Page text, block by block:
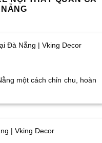
Đà Nẵng | Vking Decor
một cách chỉn chu, hoàn
| Vking Decor